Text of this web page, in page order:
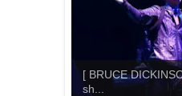
[ BRUCE
sh...